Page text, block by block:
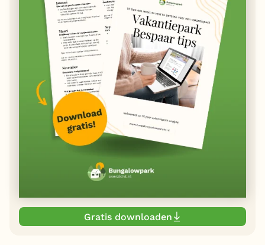
Gratis downloaden